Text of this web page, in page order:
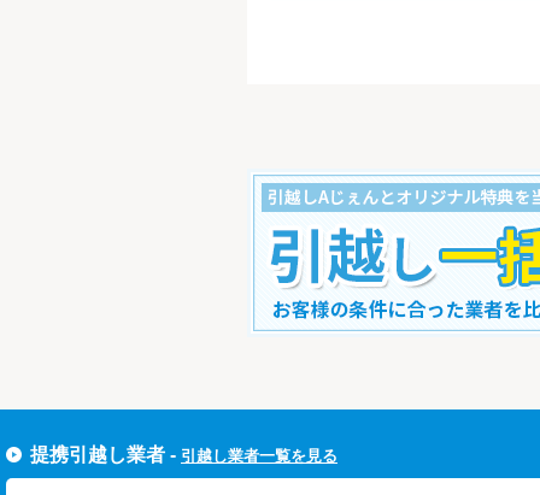
提携引越し業者 - 引越し業者一覧を見る